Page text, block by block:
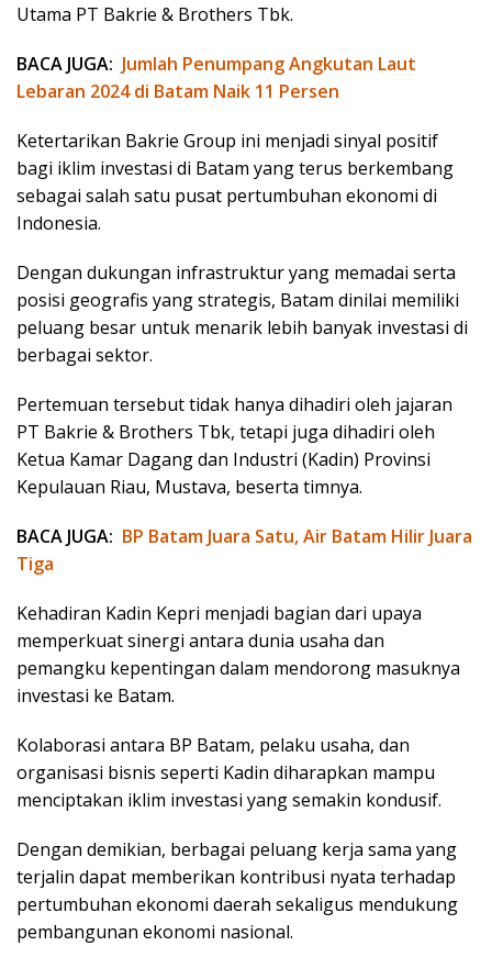
Utama PT Bakrie & Brothers Tbk.
BACA JUGA: Jumlah Penumpang Angkutan Laut
Lebaran 2024 di Batam Naik 11 Persen
Ketertarikan Bakrie Group ini menjadi sinyal positif
bagi iklim investasi di Batam yang terus berkembang
sebagai salah satu pusat pertumbuhan ekonomi di
Indonesia.
Dengan dukungan infrastruktur yang memadai serta
posisi geografis yang strategis, Batam dinilai memiliki
peluang besar untuk menarik lebih banyak investasi di
berbagai sektor.
Pertemuan tersebut tidak hanya dihadiri oleh jajaran
PT Bakrie & Brothers Tbk, tetapi juga dihadiri oleh
Ketua Kamar Dagang dan Industri (Kadin) Provinsi
Kepulauan Riau, Mustava, beserta timnya.
BACA JUGA: BP Batam Juara Satu, Air Batam Hilir Juara
Tiga
Kehadiran Kadin Kepri menjadi bagian dari upaya
memperkuat sinergi antara dunia usaha dan
pemangku kepentingan dalam mendorong masuknya
investasi ke Batam.
Kolaborasi antara BP Batam, pelaku usaha, dan
organisasi bisnis seperti Kadin diharapkan mampu
menciptakan iklim investasi yang semakin kondusif.
Dengan demikian, berbagai peluang kerja sama yang
terjalin dapat memberikan kontribusi nyata terhadap
pertumbuhan ekonomi daerah sekaligus mendukung
pembangunan ekonomi nasional.